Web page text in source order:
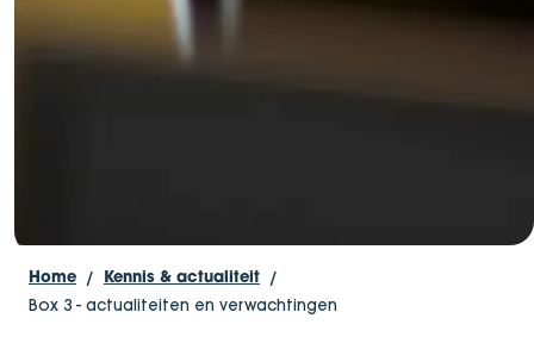
Home Kennis & actualiteit
Box 3 - actualiteiten en verwachtingen